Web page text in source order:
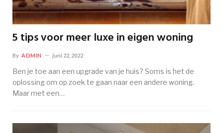
5 tips voor meer luxe in eigen woning
By ADMIN juni 22, 2022
Ben je toe aan een upgrade van je huis? Soms is het de
oplossing om op zoek te gaan naar een andere woning.
Maar met een…